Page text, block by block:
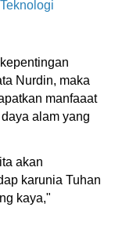
Nurdin, maka
manfaaat
alam yang
akan
karunia Tuhan
kaya,"